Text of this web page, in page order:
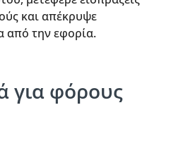
και απέκρυψε
από την εφορία.
για φόρους